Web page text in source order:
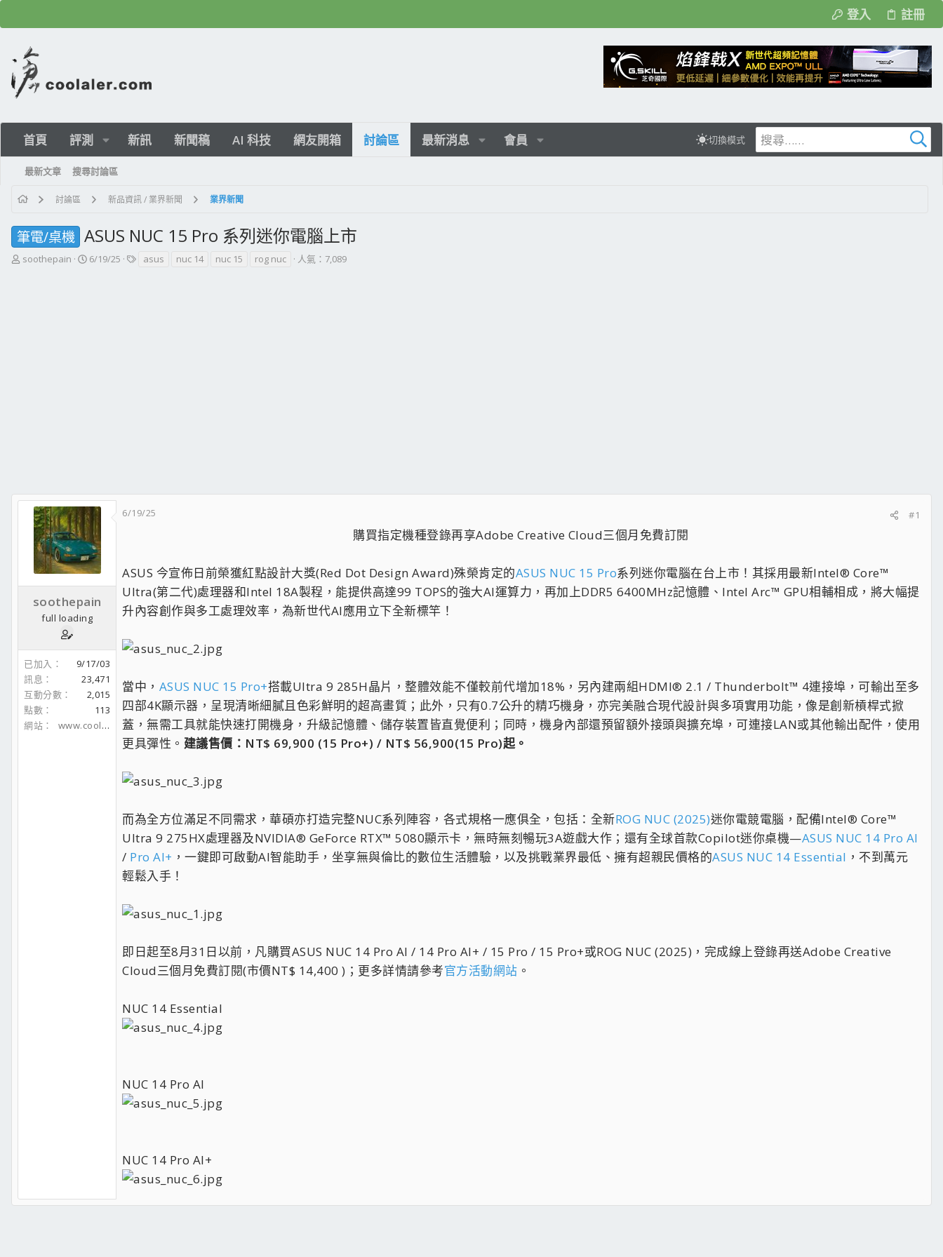
登入 註冊
首頁 評測 新訊 新聞稿 AI 科技 網友開箱 討論區 最新消息 會員 切換模式
最新文章 搜尋討論區
討論區 新品資訊 / 業界新聞 業界新聞
筆電/桌機 ASUS NUC 15 Pro 系列迷你電腦上市
主
soothepain
開
6/19/25
標asus nuc 14 nuc 15 rog nuc 人氣：7,089
soothepain
full loading
已加入
9/17/03
訊息
23,471
互動分數
2,015
點數
113
網站
www.coolaler.com
6/19/25 #1
購買指定機種登錄再享Adobe Creative Cloud三個月免費訂閱​
ASUS 今宣佈日前榮獲紅點設計大獎(Red Dot Design Award)殊榮肯定的ASUS NUC 15 Pro系列迷你電腦在台上市！其採用最新Intel® Core™
Ultra(第二代)處理器和Intel 18A製程，能提供高達99 TOPS的強大AI運算力，再加上DDR5 6400MHz記憶體、Intel Arc™ GPU相輔相成，將大幅提
升內容創作與多工處理效率，為新世代AI應用立下全新標竿！
當中， ASUS NUC 15 Pro+搭載Ultra 9 285H晶片，整體效能不僅較前代增加18%，另內建兩組HDMI® 2.1 / Thunderbolt™ 4連接埠，可輸出至多
四部4K顯示器，呈現清晰細膩且色彩鮮明的超高畫質；此外，只有0.7公升的精巧機身，亦完美融合現代設計與多項實用功能，像是創新槓桿式掀
蓋，無需工具就能快速打開機身，升級記憶體、儲存裝置皆直覺便利；同時，機身內部還預留額外接頭與擴充埠，可連接LAN或其他輸出配件，使用
更具彈性。 建議售價：NT$ 69,900 (15 Pro+) / NT$ 56,900(15 Pro)起。
而為全方位滿足不同需求，華碩亦打造完整NUC系列陣容，各式規格一應俱全，包括：全新ROG NUC (2025)迷你電競電腦，配備Intel® Core™
Ultra 9 275HX處理器及NVIDIA® GeForce RTX™ 5080顯示卡，無時無刻暢玩3A遊戲大作；還有全球首款Copilot迷你桌機—ASUS NUC 14 Pro AI
/ Pro AI+ ，一鍵即可啟動AI智能助手，坐享無與倫比的數位生活體驗，以及挑戰業界最低、擁有超親民價格的ASUS NUC 14 Essential ，不到萬元
輕鬆入手！
即日起至8月31日以前，凡購買ASUS NUC 14 Pro AI / 14 Pro AI+ / 15 Pro / 15 Pro+或ROG NUC (2025)，完成線上登錄再送Adobe Creative
Cloud三個月免費訂閱(市價NT$ 14,400 )；更多詳情請參考官方活動網站 。
NUC 14 Essential
NUC 14 Pro AI
NUC 14 Pro AI+